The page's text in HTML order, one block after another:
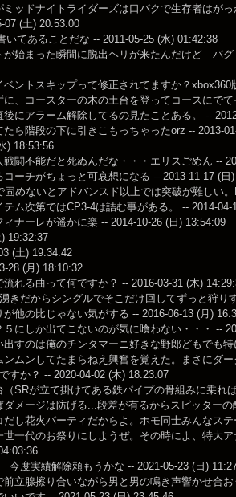
ミッドナイトライダーズは口パクで生存者は
07 (土) 20:53:00
いてあることだな -- 2011-05-25 (水) 01:42:38
が始まった瞬間に脱出ヘリが来たんだけど バ
ントスキップって修正されてますか？xbox360
、コースターの木の土台を登ってコースにで
にアラーム解除してるの見たことある。 --
たら階段の下に引きこもっちゃったorz -- 2013-
) 18:53:56
闘不能だと死ぬんだな・・・エリスごめん --
ーチがちょっと可哀想になる -- 2013-11-17 (日
固めないとアドバンスド以上では突破が難しい
ム次第ではCP3-4は詰む事がある。 -- 2014-04-
ナーレが遥かに楽 -- 2014-10-26 (日) 13:54:09
19:32:37
(土) 19:34:42
28 (月) 18:10:32
れる曲って何ですか？ -- 2016-03-31 (木)
きだからシングルでそこだけ回してずっと狩り
他の比じゃない気がする -- 2016-06-13 (月)
にしか出てこないのが気に喰わない・・・ --
出すのは俺のチンタマーニ好きな野郎どもでも
ムンしてたまらねえ興奮を覚えた。まさにダ
すか？ -- 2020-04-02 (木) 18:23:07
SRが立て掛けてある鉄パイプの骨組みに乗れ
メージは防げる...段差が有るからスピッター
だし花火パーティだからよ。ホモ同士みんなス
一代のお祭りにしようぜ。その時によ、特大
度実績解除頼もうかな -- 2021-05-23 (日)
立腺擦り合いながら男と男の鳴き声響かせ合